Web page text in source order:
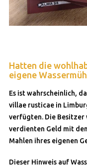
Hatten die
eigene
Es ist wahrscheinlich,
villae rusticae in
verfügten. Die Besitzer
verdienten Geld mit
Mahlen ihres eigenen
Dieser Hinweis auf